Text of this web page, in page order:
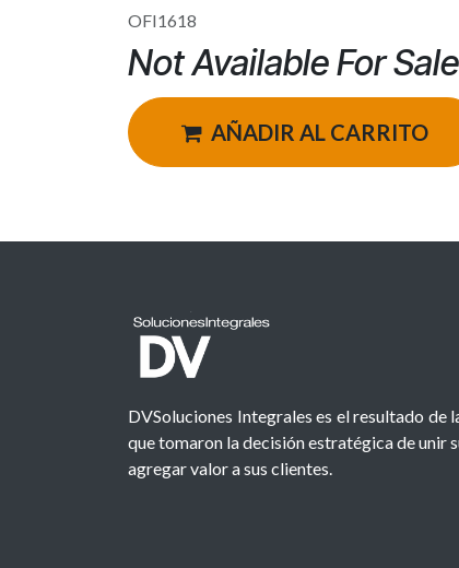
OFI1618
Not Available For Sale
AÑADIR AL CARRITO
DVSoluciones Integrales es el resultado de
que tomaron la decisión estratégica de unir
agregar valor a sus clientes.